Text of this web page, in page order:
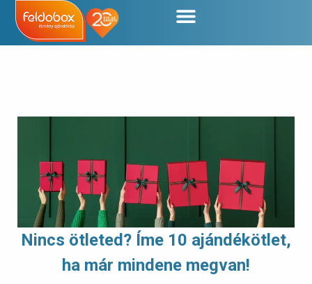
Nincs ötleted? Íme 10 ajándékötlet,
ha már mindene megvan!